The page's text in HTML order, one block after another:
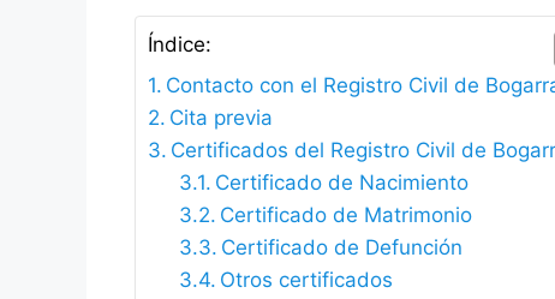
Índice:
Contacto con el Registro Civil de
Cita previa
Certificados del Registro Civil de
Certificado de Nacimiento
Certificado de Matrimonio
Certificado de Defunción
Otros certificados